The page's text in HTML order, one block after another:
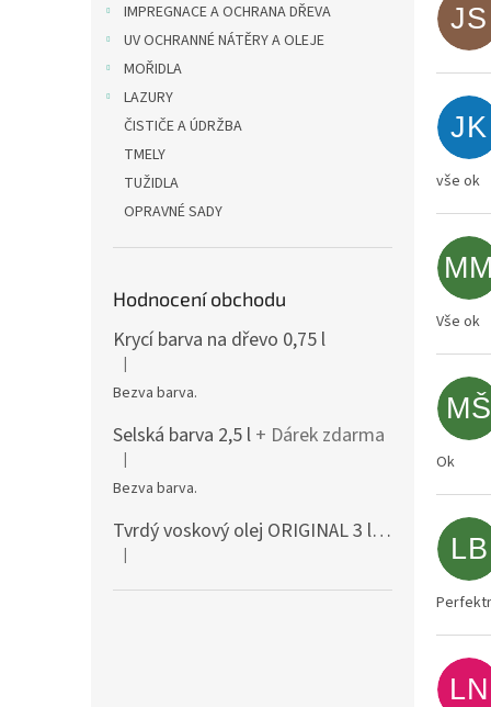
IMPREGNACE A OCHRANA DŘEVA
UV OCHRANNÉ NÁTĚRY A OLEJE
MOŘIDLA
LAZURY
ČISTIČE A ÚDRŽBA
TMELY
TUŽIDLA
OPRAVNÉ SADY
Hodnocení obchodu
Krycí barva na dřevo 0,75 l
Hodnocení produktu je 5 z 5 hvězdiček.
|
Bezva barva.
Selská barva 2,5 l + Dárek zdarma
Hodnocení produktu je 5 z 5 hvězdiček.
|
Bezva barva.
Tvrdý voskový olej ORIGINAL 3 l mat 3062 +
Hodnocení produktu je 5 z 5 hvězdiček.
|
JS
JK
vše ok
MM
Vše ok
MŠ
Ok
LB
LN